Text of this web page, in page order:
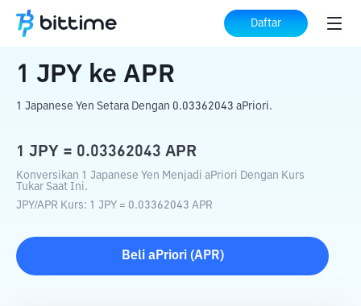
Daftar
Beranda Konverter Kripto ke APR
1 JPY ke APR
1 Japanese Yen Setara Dengan 0.03362043 aPriori.
1 JPY = 0.03362043 APR
Konversikan 1 Japanese Yen Menjadi aPriori Dengan Kurs
Tukar Saat Ini.
JPY/APR Kurs: 1 JPY = 0.03362043 APR
Beli aPriori(APR)